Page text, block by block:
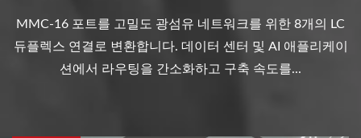
MMC-16 포트를 고밀도 광섬유 네트워크를 위한 8개의 LC
듀플렉스 연결로 변환합니다. 데이터 센터 및 AI 애플리케이
션에서 라우팅을 간소화하고 구축 속도를...